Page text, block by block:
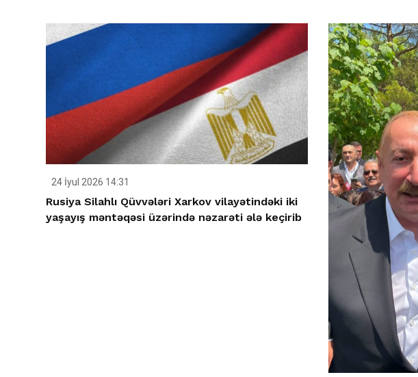
24 İyul 2026 14:31
Rusiya Silahlı Qüvvələri Xarkov vilayətindəki iki
yaşayış məntəqəsi üzərində nəzarəti ələ keçirib